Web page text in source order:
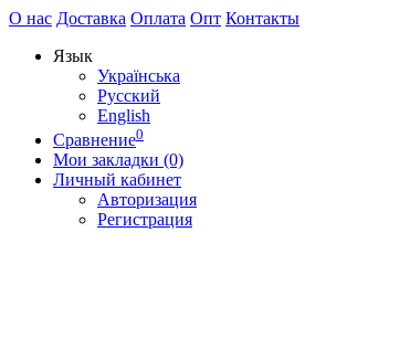
О нас Доставка Оплата Опт Контакты
Язык
Українська
Русский
English
Сравнение0
Мои закладки (0)
Личный кабинет
Авторизация
Регистрация